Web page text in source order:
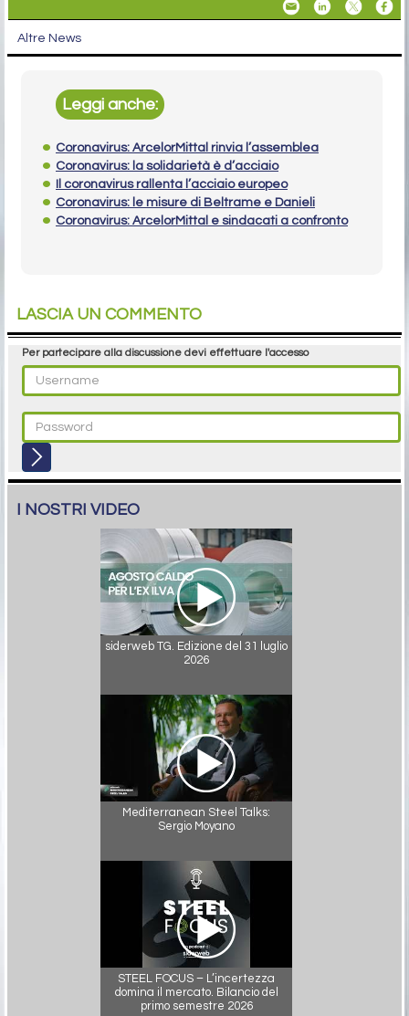
Altre News
Leggi anche:
Coronavirus: ArcelorMittal rinvia l’assemblea
Coronavirus: la solidarietà è d’acciaio
Il coronavirus rallenta l’acciaio europeo
Coronavirus: le misure di Beltrame e Danieli
Coronavirus: ArcelorMittal e sindacati a confronto
LASCIA UN COMMENTO
Per partecipare alla discussione devi effettuare l'accesso
I NOSTRI VIDEO
siderweb TG. Edizione del 31 luglio
2026
Mediterranean Steel Talks:
Sergio Moyano
STEEL FOCUS – L’incertezza
domina il mercato. Bilancio del
primo semestre 2026